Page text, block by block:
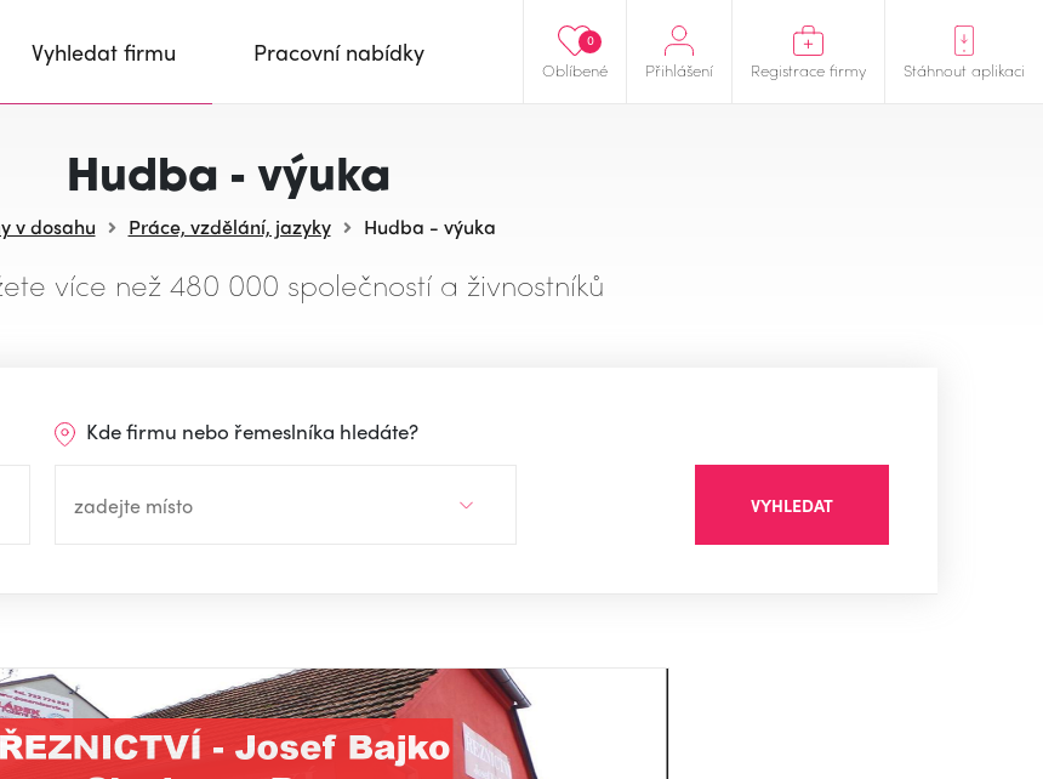
Oblíbené
0
Přihlášení Registrace firmy Stáhnout aplikaci
Vyhledat firmu Pracovní nabídky
Hudba - výuka
v dosahu Práce, vzdělání, jazyky Hudba - výuka
více než 480 000 společností a živnostníků
Kde firmu nebo řemeslníka hledáte?
VYHLEDAT